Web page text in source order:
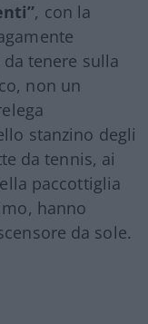
, con la
tenere sulla
non un
stanzino degli
da tennis, ai
paccottiglia
hanno
da sole.